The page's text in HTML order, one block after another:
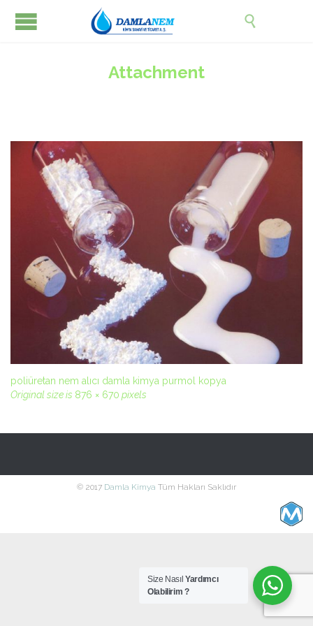

Attachment
poliüretan nem alıcı damla kimya purmol kopya
Original size is 876 × 670 pixels
© 2017 Damla Kimya Tüm Hakları Saklıdır
Size NasılYardımcı
Olabilirim ?